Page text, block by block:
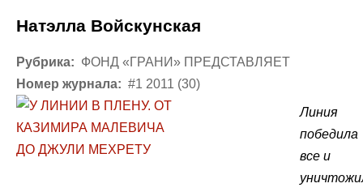
Натэлла Войскунская
Рубрика: ФОНД «ГРАНИ» ПРЕДСТАВЛЯЕТ
Номер журнала: #1 2011 (30)
Линия
победила
все и